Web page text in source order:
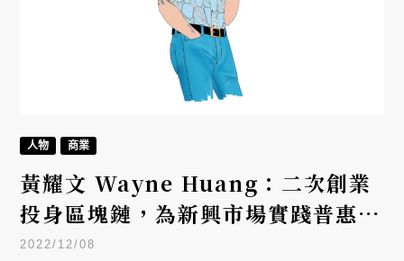
人物 商業
黃耀文 Wayne Huang：二次創業
投身區塊鏈，為新興市場實踐普惠金
融
2022/12/08